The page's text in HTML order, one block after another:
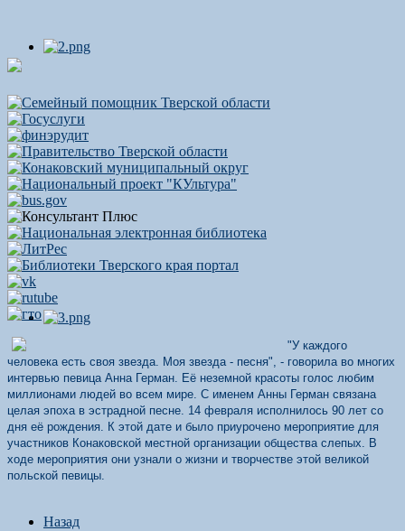
"У каждого
человека есть своя звезда. Моя звезда - песня", - говорила во многих
интервью певица Анна Герман. Её неземной красоты голос любим
миллионами людей во всем мире. С именем Анны Герман связана
целая эпоха в эстрадной песне. 14 февраля исполнилось 90 лет со
дня её рождения. К этой дате и было приурочено мероприятие для
участников Конаковской местной организации общества слепых. В
ходе мероприятия они узнали о жизни и творчестве этой великой
польской певицы.
Назад